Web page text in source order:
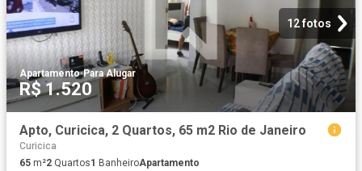
12 fotos
Apartamento·Para Alugar
R$ 1.520
Apto, Curicica, 2 Quartos, 65 m2 Rio de Janeiro
Curicica
65 m²2 Quartos1 BanheiroApartamento